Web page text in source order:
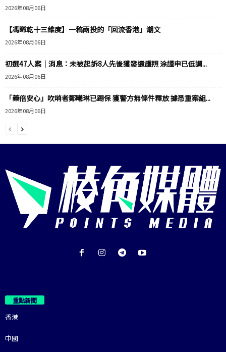
2026年08月06日
【馮睎乾十三維度】一稿兩投的「回流香港」潮文
2026年08月06日
初選47人案｜消息：未被起訴8人先後獲發還護照 涂謹申已低調...
2026年08月06日
「藥倍安心」吹哨者鄭曦琳已踢保 獲警方無條件釋放 據悉重案組...
2026年08月06日
重點新聞
香港
中國